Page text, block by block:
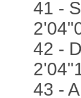
41 -
42 -
43 -